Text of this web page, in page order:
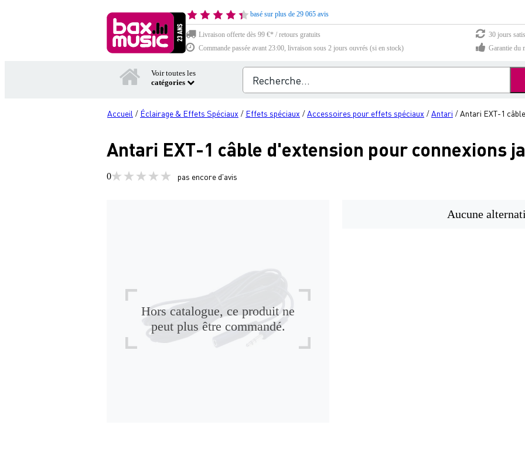
basé sur plus de 29 065 avis
Livraison offerte dès 99 €* / retours gratuits
30 jours
Commande passée avant 23:00, livraison sous 2 jours ouvrés (si en stock)
Garantie du
Voir toutes les
catégories
Accueil / Éclairage & Effets Spéciaux / Effets spéciaux /Accessoires pour effets spéciaux /Antari /Antari EXT-1
Antari EXT-1 câble d'extension pour connexions
0 pas encore d'avis
Hors catalogue, ce produit ne
peut plus être commandé.
Aucune